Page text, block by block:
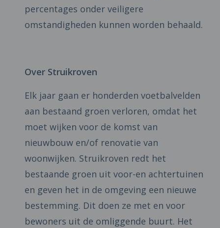
percentages onder veiligere
omstandigheden kunnen worden behaald.
Over Struikroven
Elk jaar gaan er honderden voetbalvelden
aan bestaand groen verloren, omdat het
moet wijken voor de komst van
nieuwbouw en/of renovatie van
woonwijken. Struikroven redt het
bestaande groen uit voor-en achtertuinen
en geven het in de omgeving een nieuwe
bestemming. Dit doen ze met en voor
bewoners uit de omliggende buurt. Het